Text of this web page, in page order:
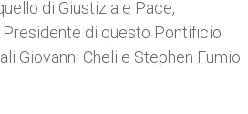
di Giustizia e Pace,
di questo Pontificio
Giovanni Cheli e Stephen Fumio